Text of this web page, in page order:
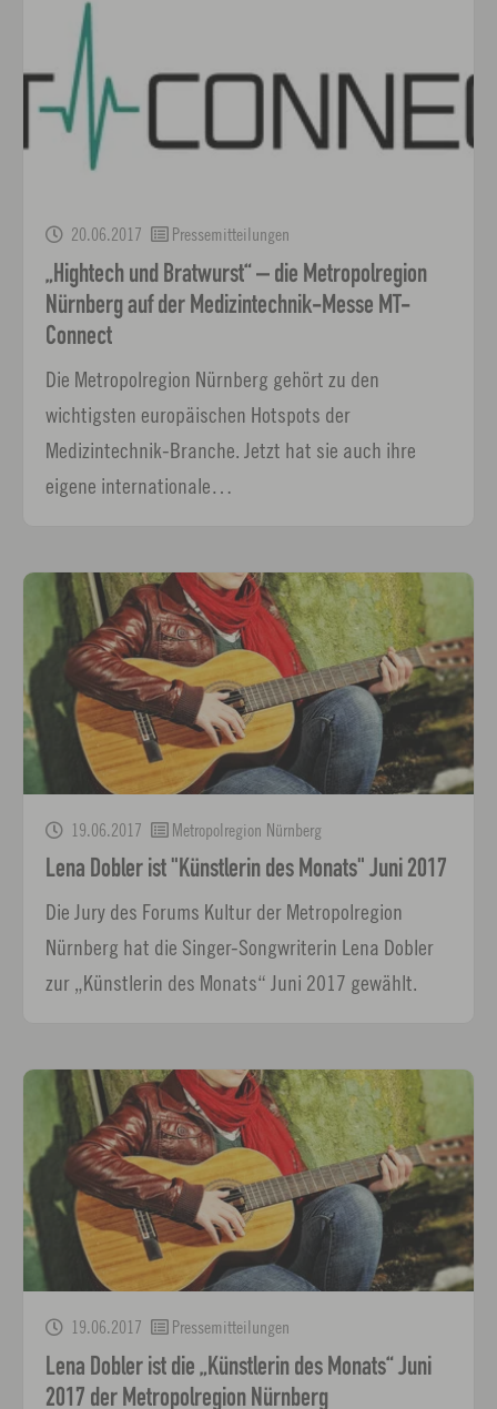
20.06.2017 Pressemitteilungen
„Hightech und Bratwurst“ – die Metropolregion
Nürnberg auf der Medizintechnik-Messe MT-
Connect
Die Metropolregion Nürnberg gehört zu den
wichtigsten europäischen Hotspots der
Medizintechnik-Branche. Jetzt hat sie auch ihre
eigene internationale…
19.06.2017 Metropolregion Nürnberg
Lena Dobler ist "Künstlerin des Monats" Juni 2017
Die Jury des Forums Kultur der Metropolregion
Nürnberg hat die Singer-Songwriterin Lena Dobler
zur „Künstlerin des Monats“ Juni 2017 gewählt.
19.06.2017 Pressemitteilungen
Lena Dobler ist die „Künstlerin des Monats“ Juni
2017 der Metropolregion Nürnberg